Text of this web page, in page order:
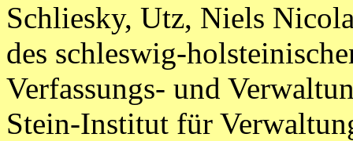
Schliesky, Utz, Niels
des schleswig-
Verfassungs- und
Stein-Institut für